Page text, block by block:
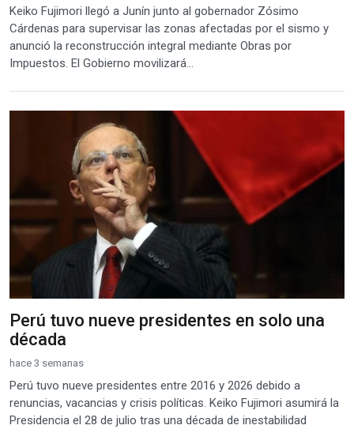
Keiko Fujimori llegó a Junín junto al gobernador Zósimo
Cárdenas para supervisar las zonas afectadas por el sismo y
anunció la reconstrucción integral mediante Obras por
Impuestos. El Gobierno movilizará...
Perú tuvo nueve presidentes en solo una
década
hace 3 semanas
Perú tuvo nueve presidentes entre 2016 y 2026 debido a
renuncias, vacancias y crisis políticas. Keiko Fujimori asumirá la
Presidencia el 28 de julio tras una década de inestabilidad